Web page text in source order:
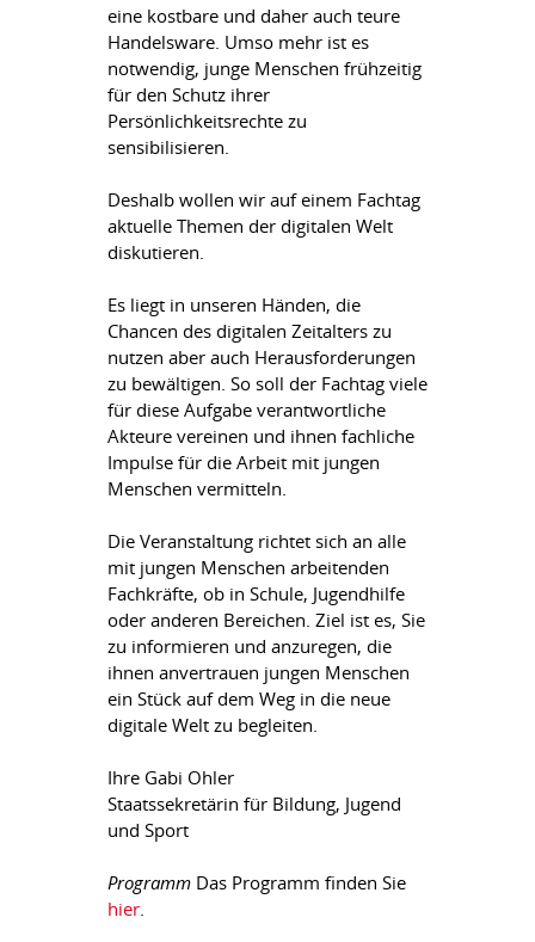
eine kostbare und daher auch teure
Handelsware. Umso mehr ist es
notwendig, junge Menschen frühzeitig
für den Schutz ihrer
Persönlichkeitsrechte zu
sensibilisieren.
Deshalb wollen wir auf einem Fachtag
aktuelle Themen der digitalen Welt
diskutieren.
Es liegt in unseren Händen, die
Chancen des digitalen Zeitalters zu
nutzen aber auch Herausforderungen
zu bewältigen. So soll der Fachtag viele
für diese Aufgabe verantwortliche
Akteure vereinen und ihnen fachliche
Impulse für die Arbeit mit jungen
Menschen vermitteln.
Die Veranstaltung richtet sich an alle
mit jungen Menschen arbeitenden
Fachkräfte, ob in Schule, Jugendhilfe
oder anderen Bereichen. Ziel ist es, Sie
zu informieren und anzuregen, die
ihnen anvertrauen jungen Menschen
ein Stück auf dem Weg in die neue
digitale Welt zu begleiten.
Ihre Gabi Ohler
Staatssekretärin für Bildung, Jugend
und Sport
Programm Das Programm finden Sie
hier.